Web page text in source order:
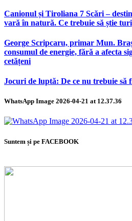
Canionul și Tiroliana 7 Scări –
vară în natură. Ce trebuie să știe
George Scripcaru, primar Mun.
consumul de energie, fără a afecta
cetățeni
Jocuri de luptă: De ce nu trebuie să
WhatsApp Image 2026-04-21 at 12.37.36
Suntem și pe FACEBOOK